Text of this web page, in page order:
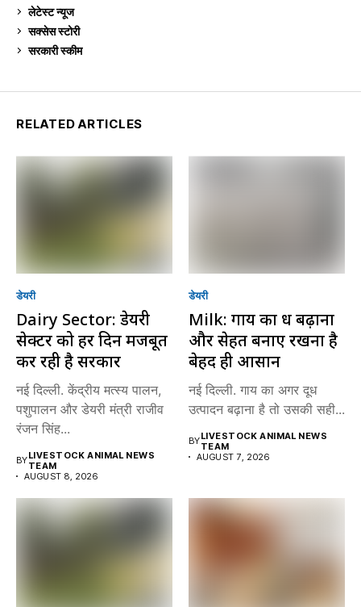
लेटेस्ट न्यूज
सक्सेस स्टो‍री
सरकारी स्की‍म
RELATED ARTICLES
डेयरी
Dairy Sector: डेयरी
सेक्टर को हर दिन मजबूत
कर रही है सरकार
नई दिल्ली. केंद्रीय मत्स्य पालन,
पशुपालन और डेयरी मंत्री राजीव
रंजन सिंह...
BYLIVESTOCK ANIMAL NEWS
TEAM
AUGUST 8, 2026
डेयरी
Milk: गाय का दूध बढ़ाना
और सेहत बनाए रखना है
बेहद ही आसान
नई दिल्ली. गाय का अगर दूध
उत्पादन बढ़ाना है तो उसकी सही...
BYLIVESTOCK ANIMAL NEWS
TEAM
AUGUST 7, 2026